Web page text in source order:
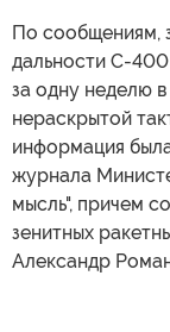
По сообщениям,
дальности С-
за одну неделю
нераскрытой
информация
журнала
мысль", причем
зенитных
Александр